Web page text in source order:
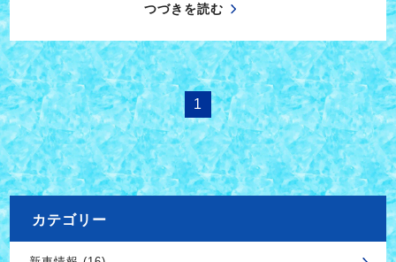
つづきを読む
1
カテゴリー